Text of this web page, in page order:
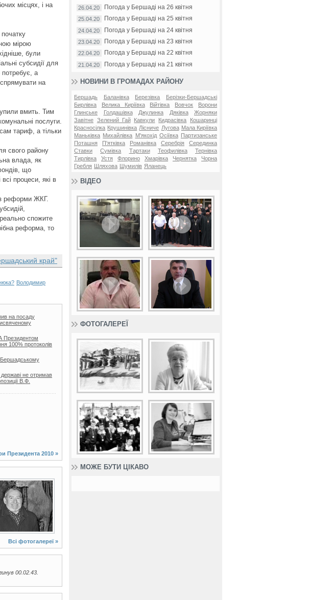
місцях, і на
мірою
були
субсидії для
потребує, а
на
вмить. Тим
послуги.
тариф, а тільки
свого району
влада, як
що
процеси, які в
з реформи ЖКГ.
спожите
реформа, то
край"
Володимир
на посаду
Президентом
100% протоколів
Бершадському
не отримав
В.Ф.
Президента 2010 »
Всі фотогалереї »
00.02.43.
26.04.20 Погода у Бершаді на 26 квітня
25.04.20 Погода у Бершаді на 25 квітня
24.04.20 Погода у Бершаді на 24 квітня
23.04.20 Погода у Бершаді на 23 квітня
22.04.20 Погода у Бершаді на 22 квітня
21.04.20 Погода у Бершаді на 21 квітня
НОВИНИ В ГРОМАДАХ РАЙОНУ
Бершадь Баланівка Березівка
Берізки-Бершадські
Бирлівка
Велика Киріївка Війтівка Вовчок
Ворони
Глинське
Голдашівка Джулинка Дяківка
Жорняки
Завітне Зелений Гай Кавкули Кидрасівка
Кошаринці
Красносілка Крушинівка Лісниче Лугова Мала Киріївка
Маньківка Михайлівка М'якохід Осіївка
Партизанське
Поташня
П'ятківка Романівка Серебрія
Серединка
Ставки
Сумівка Тартаки Теофилівка
Тернівка
Тирлівка
Устя Флорино Хмарівка Чернятка
Чорна
Гребля
Шляхова Шумилів Яланець
ВІДЕО
ФОТОГАЛЕРЕЇ
МОЖЕ БУТИ ЦІКАВО